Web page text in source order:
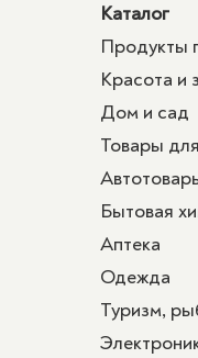
Каталог
Продукты
Красота и
Дом и сад
Товары
Бытовая
Аптека
Одежда
Туризм,